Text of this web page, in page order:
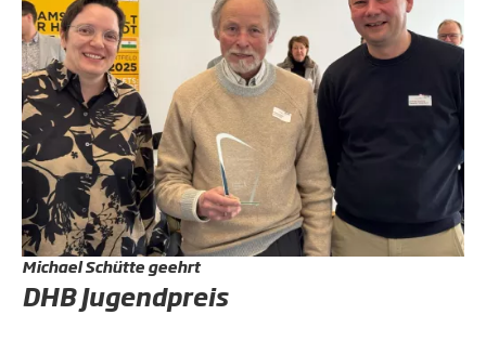
Michael Schütte geehrt
DHB Jugendpreis